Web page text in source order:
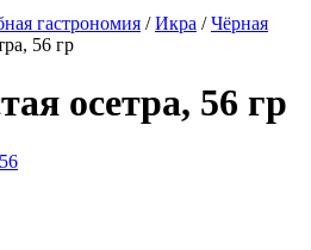
гастрономия /Икра /Чёрная
56 гр
осетра, 56 гр